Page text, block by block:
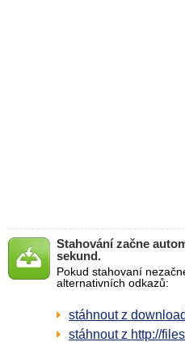
Stahování začne
sekund.
Pokud stahovaní
alternativních odkazů:
stáhnout z
stáhnout z http://